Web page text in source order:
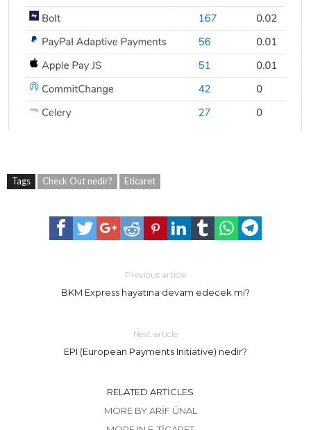
Tags Check Out nedir? Eticaret
Previous article
BKM Express hayatına devam edecek mi?
Next article
EPI (European Payments Initiative) nedir?
RELATED ARTICLES
MORE BY ARIF ÜNAL